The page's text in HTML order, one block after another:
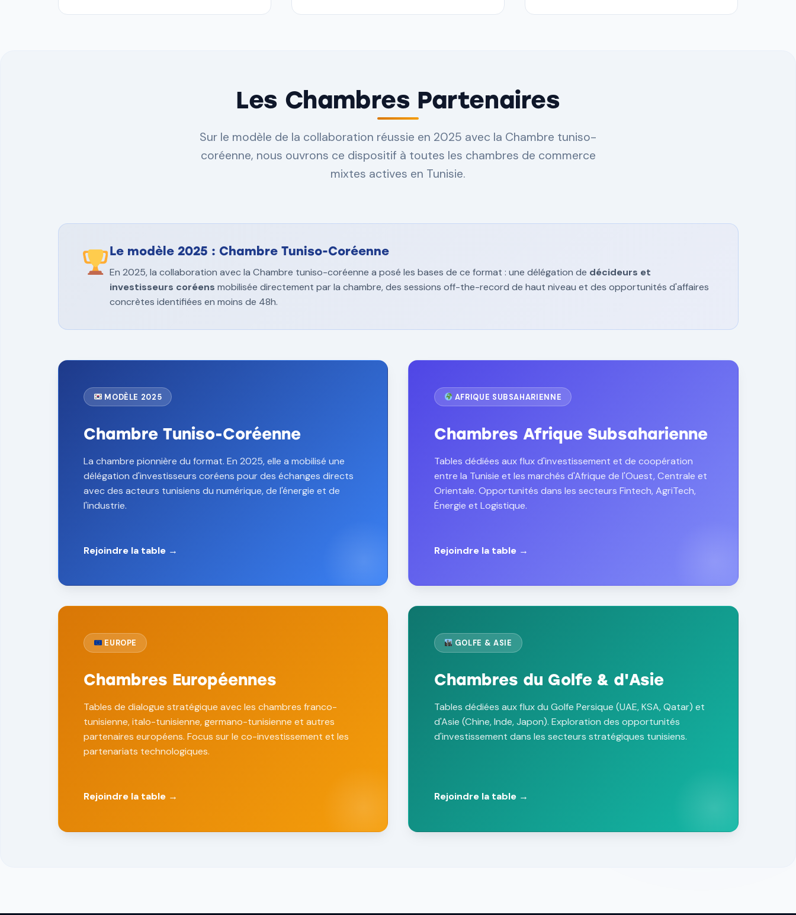
Les Chambres Partenaires
Sur le modèle de la collaboration réussie en 2025 avec la Chambre tuniso-
coréenne, nous ouvrons ce dispositif à toutes les chambres de commerce
mixtes actives en Tunisie.
Le modèle 2025 : Chambre Tuniso-Coréenne
En 2025, la collaboration avec la Chambre tuniso-coréenne a posé les bases de ce format : une délégation de décideurs et
investisseurs coréens mobilisée directement par la chambre, des sessions off-the-record de haut niveau et des opportunités d'affaires
concrètes identifiées en moins de 48h.
MODÈLE 2025
Chambre Tuniso-Coréenne
La chambre pionnière du format. En 2025, elle a mobilisé une
délégation d'investisseurs coréens pour des échanges directs
avec des acteurs tunisiens du numérique, de l'énergie et de
l'industrie.
Rejoindre la table →
AFRIQUE SUBSAHARIENNE
Chambres Afrique Subsaharienne
Tables dédiées aux flux d'investissement et de coopération
entre la Tunisie et les marchés d'Afrique de l'Ouest, Centrale et
Orientale. Opportunités dans les secteurs Fintech, AgriTech,
Énergie et Logistique.
Rejoindre la table →
EUROPE
Chambres Européennes
Tables de dialogue stratégique avec les chambres franco-
tunisienne, italo-tunisienne, germano-tunisienne et autres
partenaires européens. Focus sur le co-investissement et les
partenariats technologiques.
Rejoindre la table →
GOLFE & ASIE
Chambres du Golfe & d'Asie
Tables dédiées aux flux du Golfe Persique (UAE, KSA, Qatar) et
d'Asie (Chine, Inde, Japon). Exploration des opportunités
d'investissement dans les secteurs stratégiques tunisiens.
Rejoindre la table →